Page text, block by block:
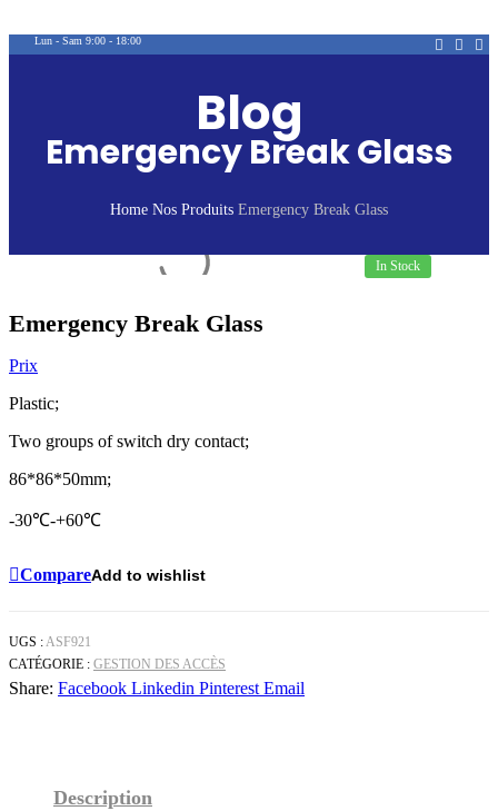
Lun - Sam 9:00 - 18:00
Blog
Emergency Break Glass
Home Nos Produits Emergency Break Glass
In Stock
Emergency Break Glass
Prix
Plastic;
Two groups of switch dry contact;
86*86*50mm;
-30℃-+60℃
CompareAdd to wishlist
UGS :ASF921
CATÉGORIE : GESTION DES ACCÈS
Share: Facebook Linkedin Pinterest Email
Description